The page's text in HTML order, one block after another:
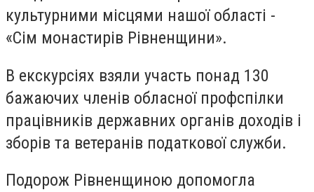
культурними місцями нашої області -
«Сім монастирів Рівненщини».
В екскурсіях взяли участь понад 130
бажаючих членів обласної профспілки
працівників державних органів доходів і
зборів та ветеранів податкової служби.
Подорож Рівненщиною допомогла